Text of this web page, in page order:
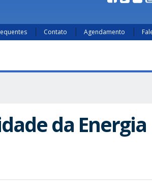
Contato Agendamento
da Energia